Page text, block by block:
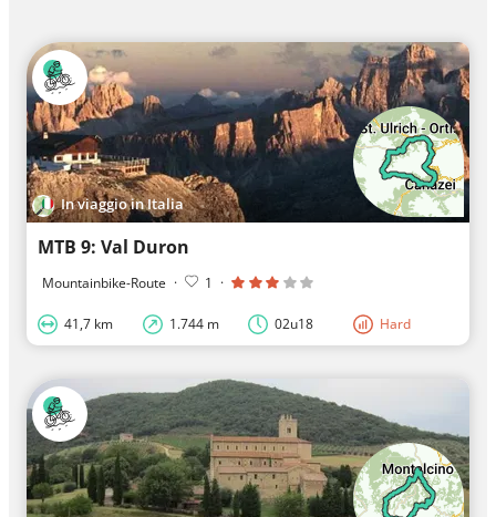
In viaggio in Italia
MTB 9: Val Duron
Mountainbike-Route · 1 ·
41,7 km 1.744 m 02u18 Hard